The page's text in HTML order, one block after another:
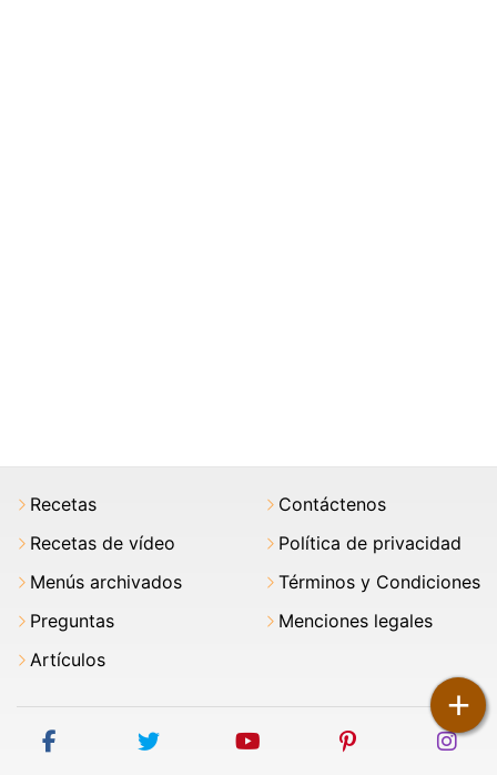
+
Recetas
Recetas de vídeo
Menús archivados
Preguntas
Artículos
Contáctenos
Política de privacidad
Términos y Condiciones
Menciones legales
facebook twitter youtube pinterest